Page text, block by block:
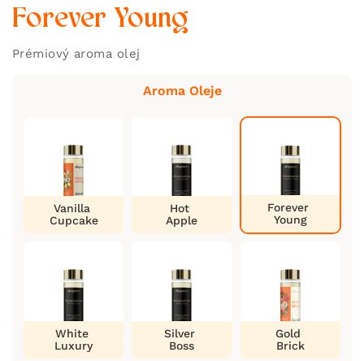
Forever Young
Prémiový aroma olej
Aroma Oleje
Vanilla
Cupcake
Hot
Apple
Forever
Young
White
Luxury
Silver
Boss
Gold
Brick